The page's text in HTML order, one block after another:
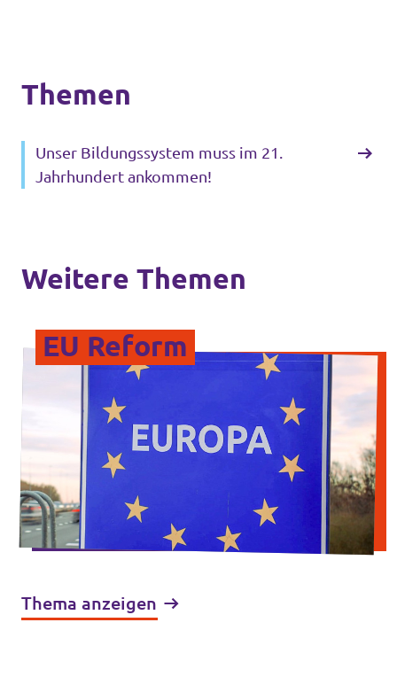
Themen
Unser Bildungssystem muss im 21.
Jahrhundert ankommen!
Weitere Themen
EU Reform
Thema anzeigen